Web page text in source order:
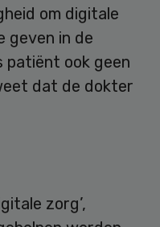
om digitale
geven in de
patiënt ook geen
dat de dokter
zorg’,